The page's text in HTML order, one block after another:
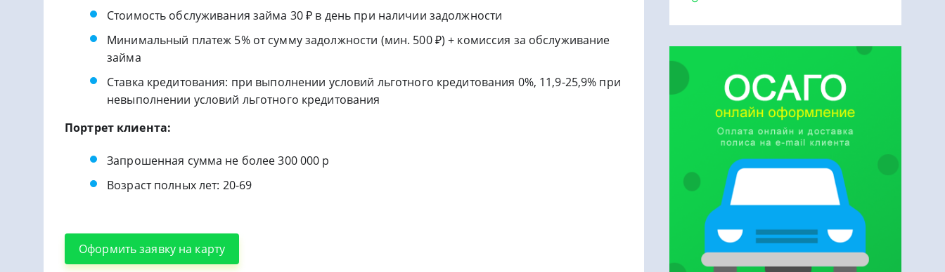
Стоимость обслуживания займа 30 ₽ в день при наличии задолжности
Минимальный платеж 5% от сумму задолжности (мин. 500 ₽) + комиссия за обслуживание
займа
Ставка кредитования: при выполнении условий льготного кредитования 0%, 11,9-25,9% при
невыполнении условий льготного кредитования
Портрет клиента:
Запрошенная сумма не более 300 000 р
Возраст полных лет: 20-69
Оформить заявку на карту